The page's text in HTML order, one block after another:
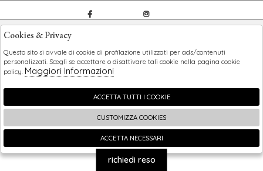
SHOPPING
EXTRA
🍪
richiedi reso
Cookies & Privacy
Questo sito si avvale di cookie di profilazione utilizzati per ads/contenuti
personalizzati. Scegli se accettare o disattivare tali cookie nella pagina cookie
policy. Maggiori Informazioni
ACCETTA TUTTI I COOKIE
CUSTOMIZZA COOKIES
ACCETTA NECESSARI